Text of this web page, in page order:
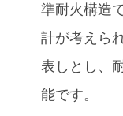
準耐火構造
計が考えら
表しとし、
能です。